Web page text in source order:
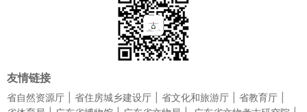
友情链接
省自然资源厅 省住房城乡建设厅 省文化和旅游厅
省教育厅